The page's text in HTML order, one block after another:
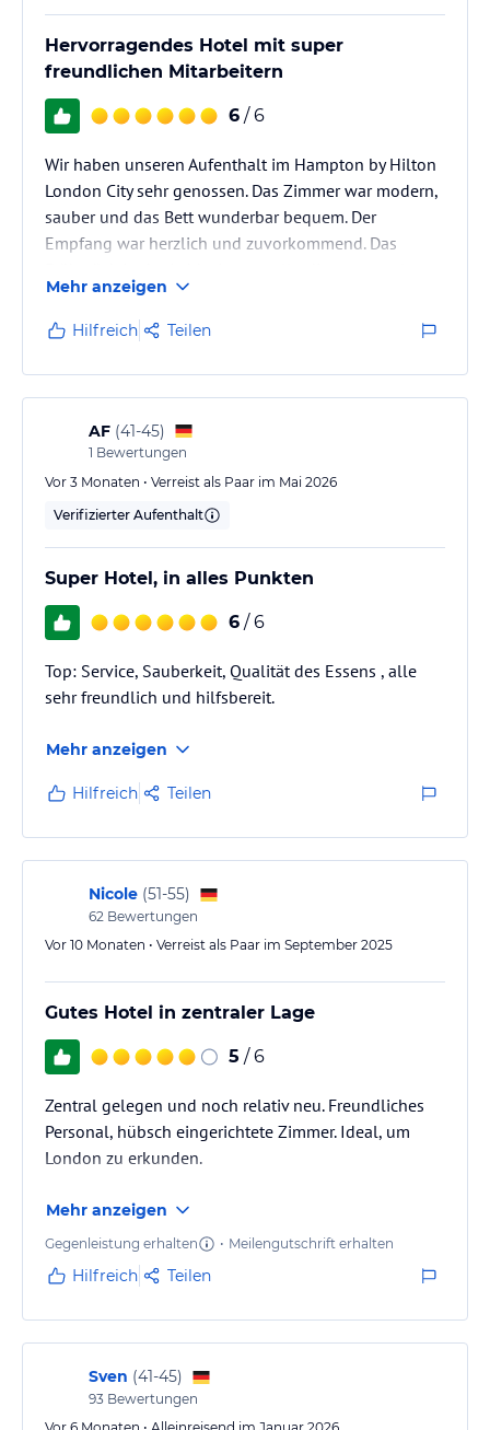
Hervorragendes Hotel mit super
freundlichen Mitarbeitern
6 / 6
Wir haben unseren Aufenthalt im Hampton by Hilton
London City sehr genossen. Das Zimmer war modern,
sauber und das Bett wunderbar bequem. Der
Empfang war herzlich und zuvorkommend. Das
wenn viel los ist. Die Lage ist super praktisch – die U-
Bahn-Station Aldgate East ist nur über die Straße,
also wirklich drei Minuten entfernt. Wir waren im
Zusammenhang mit unserem Besuch bei ABBA
Voyage hier und hatten dadurch eine perfekte
Ausgangslage. Trotzdem ein tolles…
Mehr anzeigen
Hilfreich Teilen
AF (41-45)
1 Bewertungen
Vor 3 Monaten • Verreist als Paar im Mai 2026
Verifizierter Aufenthalt
Super Hotel, in alles Punkten
6 / 6
Top: Service, Sauberkeit, Qualität des Essens , alle
sehr freundlich und hilfsbereit.
Mehr anzeigen
Hilfreich Teilen
Nicole (51-55)
62 Bewertungen
Vor 10 Monaten • Verreist als Paar im September 2025
Gutes Hotel in zentraler Lage
5 / 6
Zentral gelegen und noch relativ neu. Freundliches
Personal, hübsch eingerichtete Zimmer. Ideal, um
London zu erkunden.
Mehr anzeigen
Gegenleistung erhalten • Meilengutschrift erhalten
Hilfreich Teilen
Sven (41-45)
93 Bewertungen